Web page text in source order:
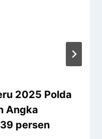
2025 Polda
Angka
persen